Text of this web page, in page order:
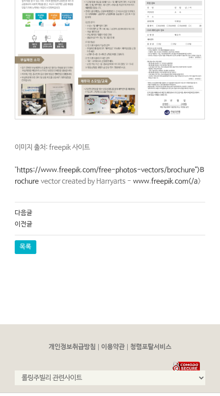
이미지 출처: freepik 사이트
"https://www.freepik.com/free-photos-vectors/brochure">B
rochure vector created by Harryarts - www.freepik.com</a>
다음글
이전글
목록
개인정보취급방침 | 이용약관 | 청렴포탈서비스